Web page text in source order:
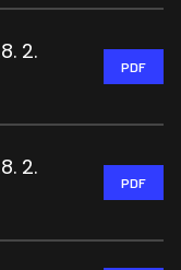
2.
PDF
2.
PDF